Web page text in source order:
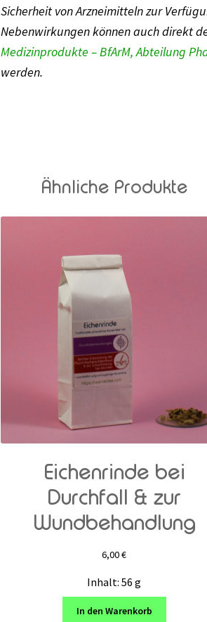
Sicherheit von Arzneimitteln zur
Nebenwirkungen können auch direkt
Medizinprodukte – BfArM, Abteilung
werden.
Ähnliche Produkte
Eichenrinde bei
Durchfall & zur
Wundbehandlung
6,00€
Inhalt: 56g
In den Warenkorb